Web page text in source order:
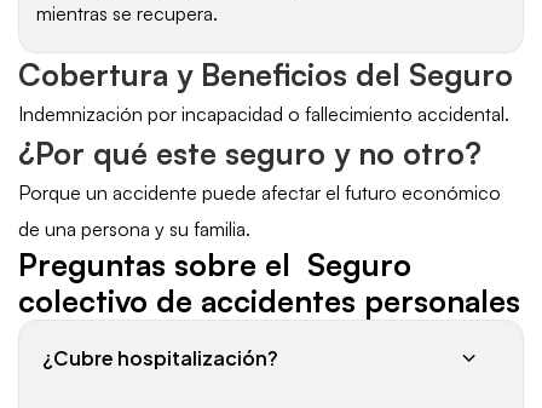
mientras se recupera.
Cobertura y Beneficios del Seguro
Indemnización por incapacidad o fallecimiento accidental.
¿Por qué este seguro y no otro?
Porque un accidente puede afectar el futuro económico
de una persona y su familia.
Preguntas sobre el  Seguro
colectivo de accidentes personales
¿Cubre hospitalización?